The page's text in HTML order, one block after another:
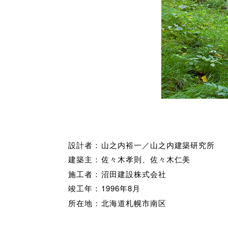
設計者： 山之内裕一／山之内建築研究所
建築主： 佐々木孝則、佐々木仁美
施工者： 沼田建設株式会社
竣工年： 1996年8月
所在地： 北海道札幌市南区